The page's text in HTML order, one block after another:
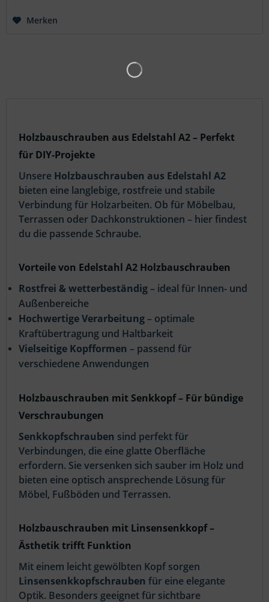
Merken
Holzbauschrauben aus Edelstahl A2 – Perfekt
für DIY-Projekte
Unsere Holzbauschrauben aus Edelstahl A2
bieten eine langlebige, rostfreie und stabile
Verbindung für Holzarbeiten. Ob für Möbelbau,
Terrassen oder Dachkonstruktionen – hier findest
du die passende Schraube.
Vorteile von Edelstahl A2 Holzbauschrauben
Rostfrei & wetterbeständig– ideal für Innen- und
Außenbereiche
Hochwertige Verarbeitung– optimale
Kraftübertragung und Haltbarkeit
Vielseitige Kopfformen – passend für
verschiedene Anwendungen
Holzbauschrauben mit Senkkopf – Für bündige
Verschraubungen
Senkkopfschrauben sind perfekt für
Verbindungen, die eine glatte Oberfläche
erfordern. Sie versenken sich sauber im Holz und
bieten eine optisch ansprechende Lösung für
Möbel, Fußböden und Terrassen.
Holzbauschrauben mit Linsensenkkopf –
Ästhetik trifft Funktion
Mit einem leicht gewölbten Kopf sorgen
Linsensenkkopfschrauben für eine elegante
Optik. Besonders geeignet für sichtbare